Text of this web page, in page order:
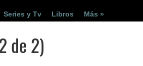
Series y Tv Libros Más »
de 2)